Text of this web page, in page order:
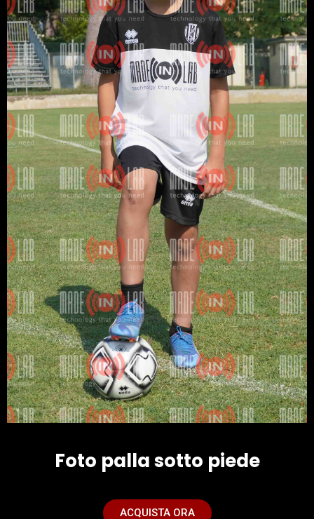
Foto palla sotto piede
ACQUISTA ORA